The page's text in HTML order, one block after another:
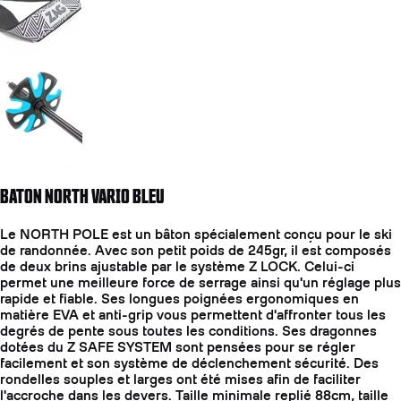
BATON NORTH VARIO BLEU
Le NORTH POLE est un bâton spécialement conçu pour le ski
de randonnée. Avec son petit poids de 245gr, il est composés
de deux brins ajustable par le système Z LOCK. Celui-ci
permet une meilleure force de serrage ainsi qu'un réglage plus
rapide et fiable. Ses longues poignées ergonomiques en
matière EVA et anti-grip vous permettent d'affronter tous les
degrés de pente sous toutes les conditions. Ses dragonnes
dotées du Z SAFE SYSTEM sont pensées pour se régler
facilement et son système de déclenchement sécurité. Des
rondelles souples et larges ont été mises afin de faciliter
l'accroche dans les devers. Taille minimale replié 88cm, taille